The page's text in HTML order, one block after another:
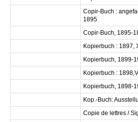
Copir-Buch :
1895
Copir-Buch, 1895-
Kopierbuch : 1897,
Kopierbuch, 1899-
Kopierbuch :
Kopierbuch, 1898-
Kop.-Buch:
Copie de lettres /